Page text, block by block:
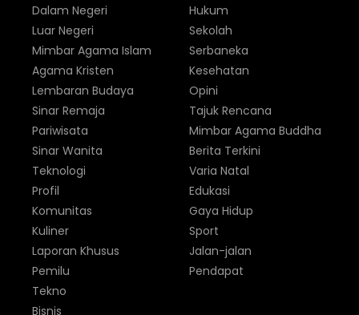
Dalam Negeri
Luar Negeri
Hukum
Sekolah
Mimbar Agama Islam
Agama Kristen
Lembaran Budaya
Sinar Remaja
Pariwisata
Sinar Wanita
Serbaneka
Kesehatan
Opini
Tajuk Rencana
Mimbar Agama Buddha
Berita Terkini
Teknologi
Profil
Komunitas
Kuliner
Laporan Khusus
Pemilu
Varia Natal
Edukasi
Gaya Hidup
Sport
Jalan-jalan
Pendapat
Tekno
Bisnis